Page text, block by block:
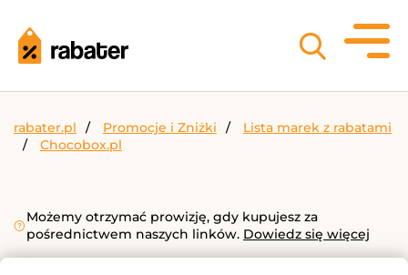
rabater.pl Promocje i Zniżki
Lista marek z rabatami
Chocobox.pl
Możemy otrzymać prowizję, gdy kupujesz za
pośrednictwem naszych linków. Dowiedz się więcej